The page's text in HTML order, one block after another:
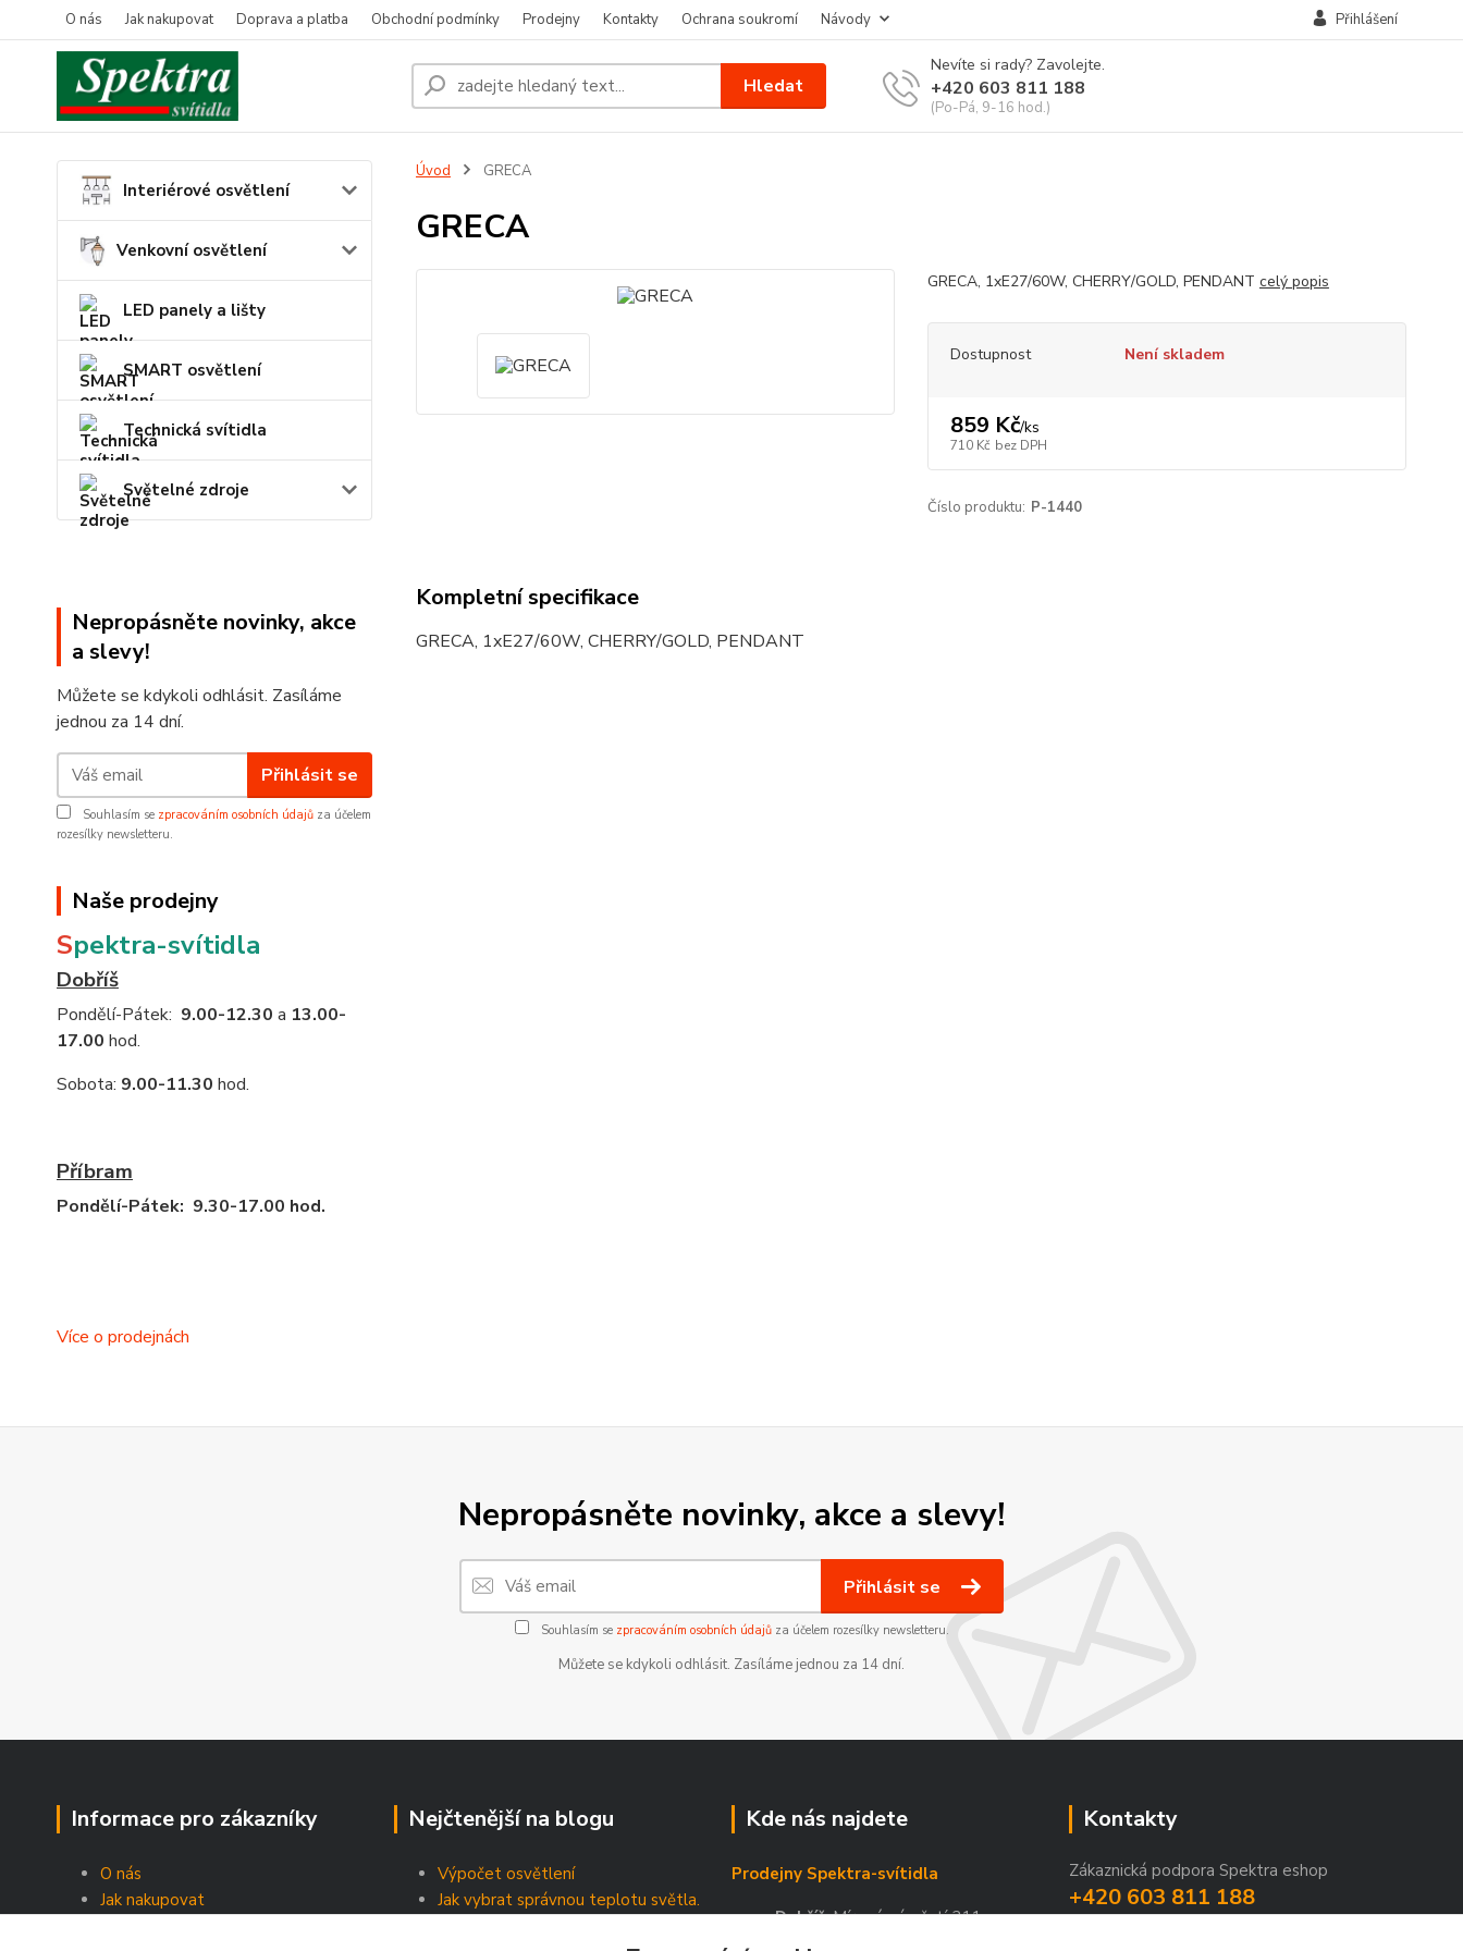
O nás Jak nakupovat Doprava a platba Obchodní podmínky Prodejny Kontakty Ochrana soukromí Návody Přihlášení
Hledat
Nevíte si rady? Zavolejte.
+420 603 811 188
(Po-Pá, 9-16 hod.)
Interiérové osvětlení
Venkovní osvětlení
LED panely a lišty
SMART osvětlení
Technická svítidla
Světelné zdroje
Nepropásněte novinky, akce
a slevy!
Můžete se kdykoli odhlásit. Zasíláme
jednou za 14 dní.
Přihlásit se
Souhlasím se zpracováním osobních údajů za účelem
rozesílky newsletteru.
Naše prodejny
Spektra-svítidla
Dobříš
Pondělí-Pátek: 9.00-12.30 a 13.00-
17.00 hod.
Sobota: 9.00-11.30 hod.
Příbram
Pondělí-Pátek: 9.30-17.00 hod.
Více o prodejnách
Úvod GRECA
GRECA
GRECA, 1xE27/60W, CHERRY/GOLD, PENDANT celý popis
Dostupnost Není skladem
859 Kč/ks
710 Kč bez DPH
Číslo produktu: P-1440
Kompletní specifikace
GRECA, 1xE27/60W, CHERRY/GOLD, PENDANT
Nepropásněte novinky, akce a slevy!
Přihlásit se
Souhlasím se zpracováním osobních údajůza účelem rozesílky newsletteru.
Můžete se kdykoli odhlásit. Zasíláme jednou za 14 dní.
Informace pro zákazníky
O nás
Jak nakupovat
Nejčtenější na blogu
Výpočet osvětlení
Jak vybrat správnou teplotu světla.
Kde nás najdete
Prodejny Spektra-svítidla
Dobříš, Mírové náměstí 211
Příbram
Kontakty
Zákaznická podpora Spektra eshop
+420 603 811 188